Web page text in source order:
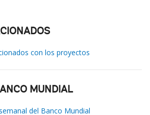
con los proyectos
MUNDIAL
del Banco Mundial